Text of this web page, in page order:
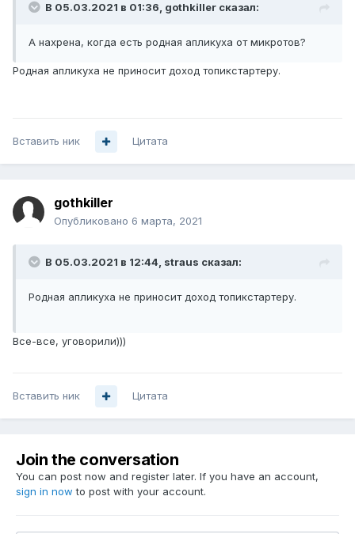
В 05.03.2021 в 01:36, gothkiller сказал:
А нахрена, когда есть родная апликуха от микротов?
Родная апликуха не приносит доход топикстартеру.
Вставить ник Цитата
gothkiller
Опубликовано 6 марта, 2021
В 05.03.2021 в 12:44, straus сказал:
Родная апликуха не приносит доход топикстартеру.
Все-все, уговорили)))
Вставить ник Цитата
Join the conversation
You can post now and register later. If you have an account,
sign in now to post with your account.